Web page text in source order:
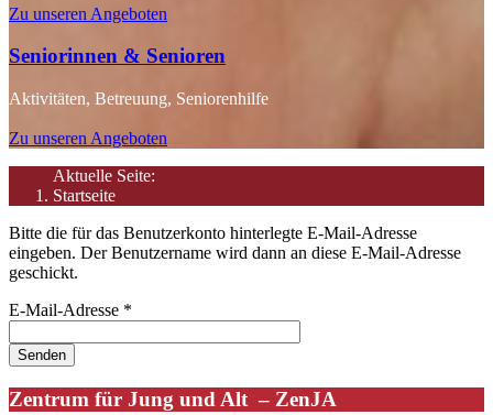
Zu unseren Angeboten
Seniorinnen & Senioren
Aktivitäten, Betreuung, Seniorenhilfe
Zu unseren Angeboten
Aktuelle Seite:
Startseite
Bitte die für das Benutzerkonto hinterlegte E-Mail-Adresse
eingeben. Der Benutzername wird dann an diese E-Mail-Adresse
geschickt.
E-Mail-Adresse *
Senden
Zentrum für Jung und Alt – ZenJA